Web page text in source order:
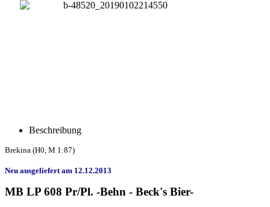
Beschreibung
Brekina (H0, M 1:87)
Neu ausgeliefert am 12.12.2013
MB LP 608 Pr/Pl. -Behn - Beck's Bier-